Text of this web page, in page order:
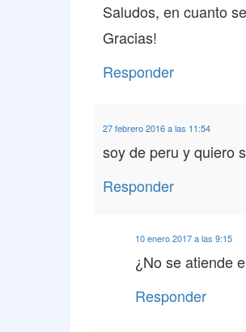
Saludos, en cuanto
Gracias!
Responder
27 febrero 2016 a las 11:54
soy de peru y quiero
Responder
10 enero 2017 a las 9:15
¿No se atiende
Responder